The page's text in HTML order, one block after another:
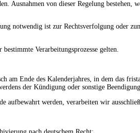
von dieser Regelung bestehen,
notwendig ist zur Rechtsverfolgung oder
Verarbeitungsprozesse gelten.
am Ende des Kalenderjahres, in dem das
der Kündigung oder sonstige
aufbewahrt werden, verarbeiten wir